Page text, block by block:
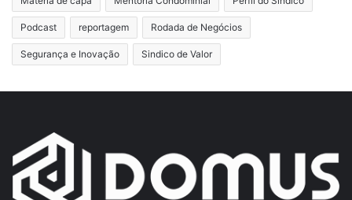
Podcast reportagem Rodada de Negócios
Segurança e Inovação Sindico de Valor